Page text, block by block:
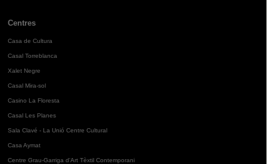
Centres
Casa de Cultura
Casal Torreblanca
Xalet Negre
Casal Mira-sol
Casino La Floresta
Casal Les Planes
Sala Clavé - La Unió Centre Cultural
Casa Aymat
Centre Grau-Garriga d'Art Tèxtil Contemporani